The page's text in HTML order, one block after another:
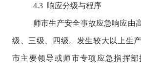
4.3 响应分级与程序
师市生产安全事故应急响应由
级、三级、四级。发生较大以上生
市主要领导或师市专项应急指挥